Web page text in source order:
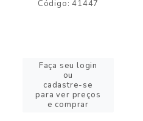
Código: 41447
Faça seu login
ou
cadastre-se
para ver preços
e comprar